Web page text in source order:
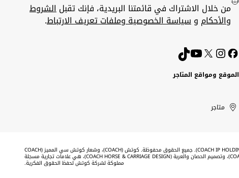
من خلال الاشتراك في قائمتنا البريدية، فإنك تقبلالشروط
والأحكام وسياسة الخصوصية وملفات تعريف الارتباط.
الموقع ومواقع المتاجر
United
Arab
Kuwait
الإمارات
العربية
الكويت
متاجر
©2026 شركة كوتش لحفظ الحقوق الفكرية (COACH IP HOLDINGS LLC). جميع الحقوق محفوظة. كوتش (COACH)، وشعار كوتش سي المميز (COACH
SIGNATURE C DESIGN)، وكوتش & تاج (COACH & TAG DESIGN)، وتصميم الحصان والعربة (COACH HORSE & CARRIAGE DESIGN)، هي علامات تجارية مسجلة
مملوكة لشركة كوتش لحفظ الحقوق الفكرية.